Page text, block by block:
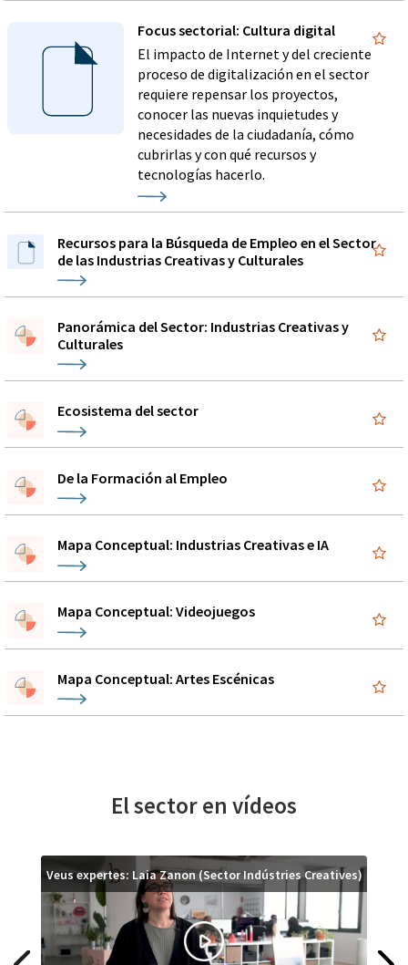
Focus sectorial: Cultura digital
El impacto de Internet y del creciente
proceso de digitalización en el sector
requiere repensar los proyectos,
conocer las nuevas inquietudes y
necesidades de la ciudadanía, cómo
cubrirlas y con qué recursos y
tecnologías hacerlo.
Recursos para la Búsqueda de Empleo en el Sector
de las Industrias Creativas y Culturales
Panorámica del Sector: Industrias Creativas y
Culturales
Ecosistema del sector
De la Formación al Empleo
Mapa Conceptual: Industrias Creativas e IA
Mapa Conceptual: Videojuegos
Mapa Conceptual: Artes Escénicas
El sector en vídeos
Veus expertes: Laia Zanon (Sector Indústries Creatives)